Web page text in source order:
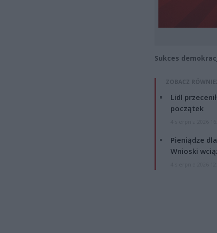
Sukces
ZOBACZ
Lidl
początek
Pieniądze
Wnioski